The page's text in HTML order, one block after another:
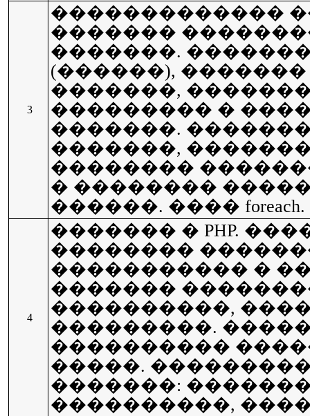
3
�������������
�������
�������.
(������),
�������,
��������� �
�������.
�������,
��������
� ��������
������. ���� foreach.
4
������� � PHP.
��������
����������� �
�������
����������,
���������.
����������
�����.
�������:
����������,